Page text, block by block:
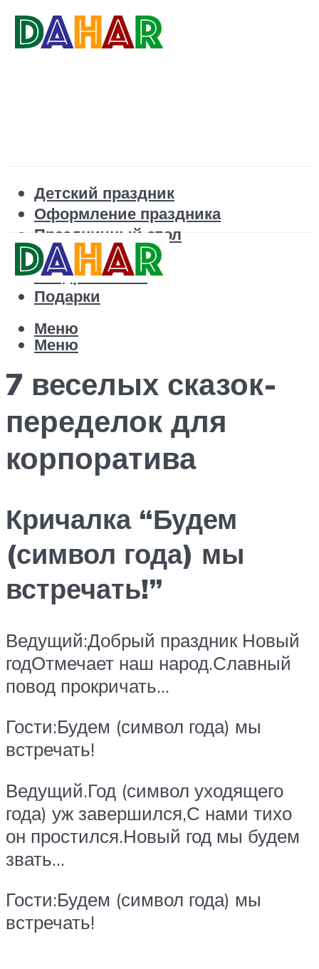
Детский праздник
Оформление праздника
Праздничный стол
Корпоратив
Поздравления
Подарки
Меню
Меню
7 веселых сказок-
переделок для
корпоратива
Кричалка “Будем
(символ года) мы
встречать!”
Ведущий:Добрый праздник Новый
годОтмечает наш народ.Славный
повод прокричать…
Гости:Будем (символ года) мы
встречать!
Ведущий.Год (символ уходящего
года) уж завершился,С нами тихо
он простился.Новый год мы будем
звать…
Гости:Будем (символ года) мы
встречать!